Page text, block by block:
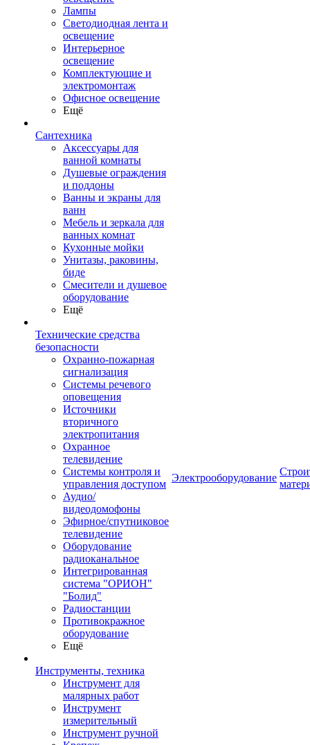
Лампы
Светодиодная лента и
освещение
Интерьерное
освещение
Комплектующие и
электромонтаж
Офисное освещение
Ещё
Сантехника
Аксессуары для
ванной комнаты
Душевые ограждения
и поддоны
Ванны и экраны для
ванн
Мебель и зеркала для
ванных комнат
Кухонные мойки
Унитазы, раковины,
биде
Смесители и душевое
оборудование
Ещё
Технические средства
безопасности
Охранно-пожарная
сигнализация
Системы речевого
оповещения
Источники
вторичного
электропитания
Охранное
телевидение
Системы контроля и
управления доступом
Аудио/
видеодомофоны
Эфирное/спутниковое
телевидение
Оборудование
радиоканальное
Интегрированная
система "ОРИОН"
"Болид"
Радиостанции
Противокражное
оборудование
Ещё
Инструменты, техника
Инструмент для
малярных работ
Инструмент
измерительный
Инструмент ручной
Электрооборудование